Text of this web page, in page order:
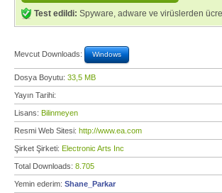
Test edildi: Spyware, adware ve virüslerden
Mevcut Downloads: Windows
Dosya Boyutu: 33,5 MB
Yayın Tarihi:
Lisans: Bilinmeyen
Resmi Web Sitesi: http://www.ea.com
Şirket Şirketi: Electronic Arts Inc
Total Downloads: 8.705
Yemin ederim: Shane_Parkar